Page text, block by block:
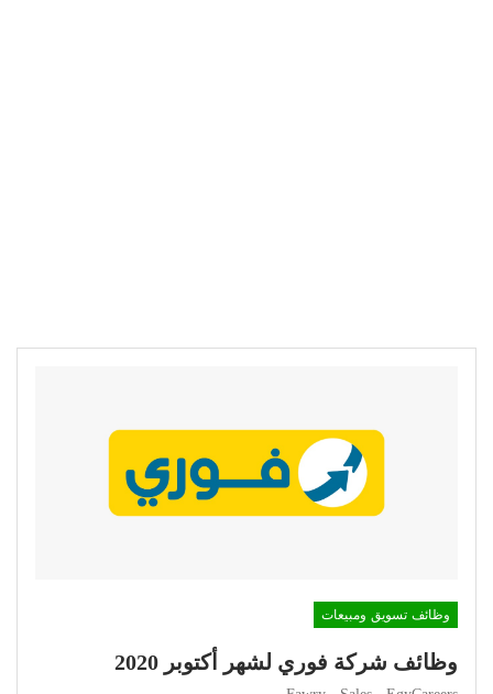
وظائف تسويق ومبيعات
وظائف شركة فوري لشهر أكتوبر 2020